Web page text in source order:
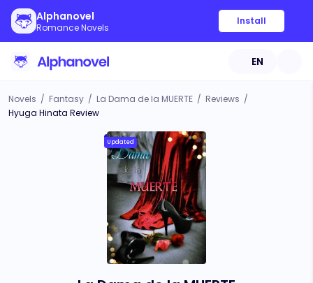
Alphanovel
Romance Novels
Install
EN
Novels / Fantasy / La Dama de la MUERTE / Reviews /
Hyuga Hinata Review
Updated